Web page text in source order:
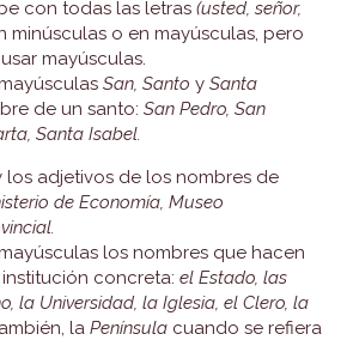
con todas las letras (usted, señor,
minúsculas o en mayúsculas, pero
mayúsculas.
San, Santo y Santa
de un santo: San Pedro, San
Santa Isabel.
los adjetivos de los nombres de
de Economía, Museo
los nombres que hacen
concreta: el Estado, las
la Universidad, la Iglesia, el Clero, la
la Península cuando se refiera